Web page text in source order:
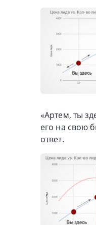
«Артем, ты
его на свою
ответ.